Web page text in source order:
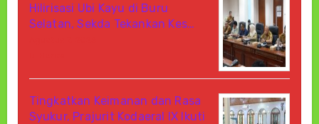
Hilirisasi Ubi Kayu di Buru
Selatan, Sekda Tekankan Kes…
Tingkatkan Keimanan dan Rasa
Syukur, Prajurit Kodaeral IX Ikuti